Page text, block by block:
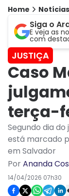
Home Notícias
Siga o
E veja as
com
JUSTIÇA
Caso
terça-
Segundo dia
está marcado
em Salvador
PorAnanda
14/04/2026 07h30